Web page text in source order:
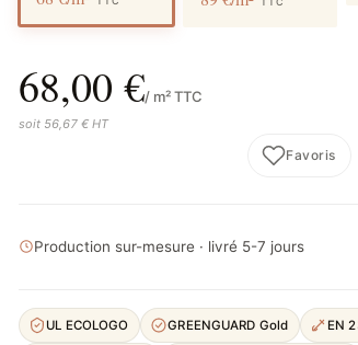
68,00 €/ m² TTC
soit 56,67 € HT
Favoris
Production sur-mesure · livré 5-7 jours
UL ECOLOGO GREENGUARD Gold EN